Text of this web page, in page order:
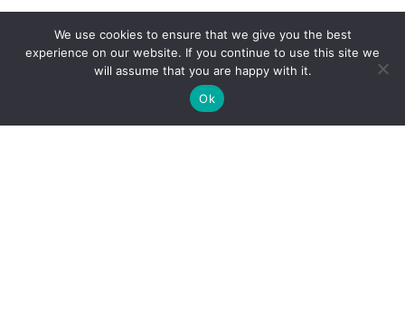
We use cookies to ensure that we give you the best
experience on our website. If you continue to use this site we
will assume that you are happy with it.
Ok